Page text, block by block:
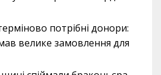
потрібні донори:
велике замовлення для